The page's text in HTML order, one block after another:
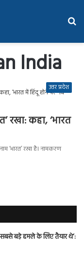
India
उत्तर प्रदेश
रखा: कहा, ‘भारत
‘भारत’ रखा है। नामकरण
सबसे बड़े हमले के लिए तैयार थे’: